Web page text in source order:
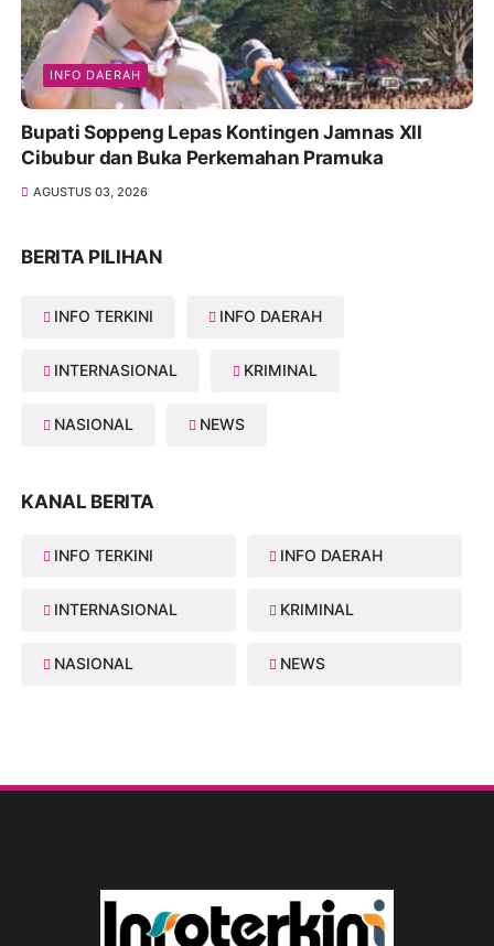
INFO DAERAH
Bupati Soppeng Lepas Kontingen Jamnas XII
Cibubur dan Buka Perkemahan Pramuka
AGUSTUS 03, 2026
BERITA PILIHAN
INFO TERKINI INFO DAERAH
INTERNASIONAL KRIMINAL
NASIONAL NEWS
KANAL BERITA
INFO TERKINI INFO DAERAH
INTERNASIONAL KRIMINAL
NASIONAL NEWS